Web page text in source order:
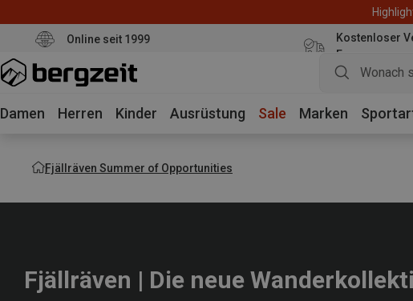
Online seit 1999
Kostenloser
Euro
Damen Herren Kinder Ausrüstung Sale Marken
Fjällräven Summer of Opportunities
Fjällräven | Die neue